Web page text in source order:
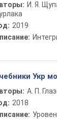
И. Я.
2019
Укр
А. П.
2018